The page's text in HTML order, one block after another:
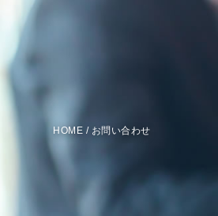
HOME / お問い合わせ